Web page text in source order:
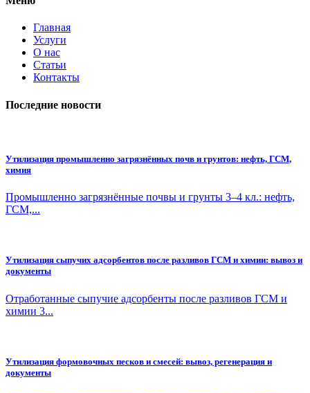
Главная
Услуги
О нас
Статьи
Контакты
Последние новости
Утилизация промышленно загрязнённых почв и грунтов: нефть, ГСМ,
химия
Промышленно загрязнённые почвы и грунты 3–4 кл.: нефть,
ГСМ,...
Утилизация сыпучих адсорбентов после разливов ГСМ и химии: вывоз и
документы
Отработанные сыпучие адсорбенты после разливов ГСМ и
химии 3...
Утилизация формовочных песков и смесей: вывоз, регенерация и
документы